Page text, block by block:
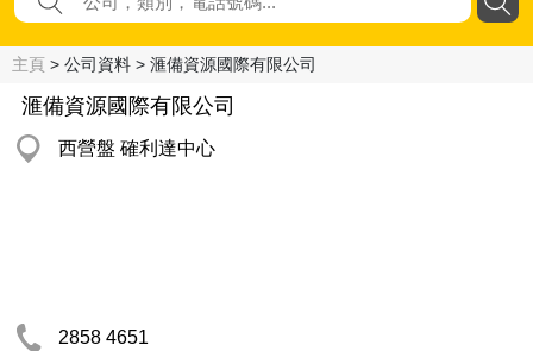
主頁 > 公司資料 > 滙備資源國際有限公司
滙備資源國際有限公司
西營盤 確利達中心
2858 4651